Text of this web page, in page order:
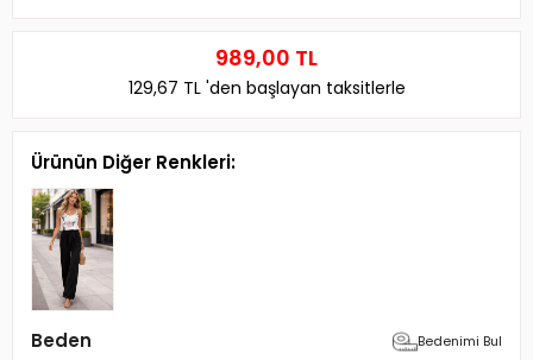
989,00 TL
129,67 TL 'den başlayan taksitlerle
Ürünün Diğer Renkleri:
Beden Bedenimi Bul